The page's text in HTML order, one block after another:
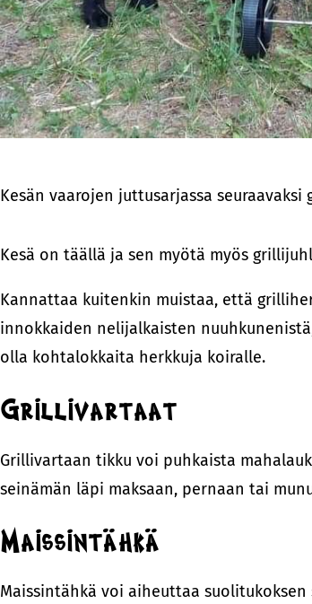
Kesän vaarojen juttusarjassa
Kesä on täällä ja sen myötä myös
Kannattaa kuitenkin muistaa, että
innokkaiden nelijalkaisten
olla kohtalokkaita herkkuja koiralle.
Grillivartaat
Grillivartaan tikku voi puhkaista
seinämän läpi maksaan, pernaan tai
Maissintähkä
Maissintähkä voi aiheuttaa